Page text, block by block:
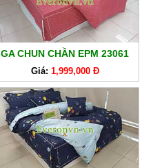
GA CHUN CHẦN EPM 23061
Giá: 1,999,000 Đ